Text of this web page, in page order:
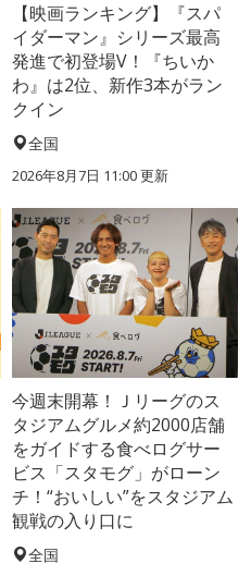
【映画ランキング】『スパ
イダーマン』シリーズ最高
発進で初登場V！『ちいか
わ』は2位、新作3本がラン
クイン
全国
2026年8月7日 11:00更新
今週末開幕！Ｊリーグのス
タジアムグルメ約2000店舗
をガイドする食べログサー
ビス「スタモグ」がローン
チ！“おいしい”をスタジアム
観戦の入り口に
全国